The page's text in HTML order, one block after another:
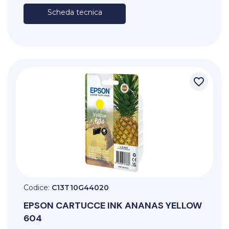
Scheda tecnica
favorite_border
Codice: C13T10G44020
EPSON CARTUCCE INK ANANAS YELLOW
604